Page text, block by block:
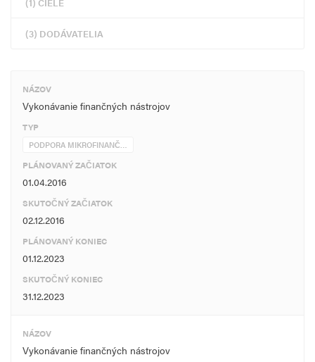
(3) DODÁVATELIA
NÁZOV
Vykonávanie finančných nástrojov
TYP
PODPORA MIKROFINANČ…
PLÁNOVANÝ ZAČIATOK
01.04.2016
SKUTOČNÝ ZAČIATOK
02.12.2016
PLÁNOVANÝ KONIEC
01.12.2023
SKUTOČNÝ KONIEC
31.12.2023
NÁZOV
Vykonávanie finančných nástrojov